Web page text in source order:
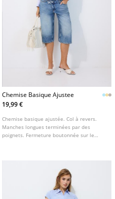
Chemise Basique Ajustee
19,99 €
Chemise basique ajustée. Col à revers.
Manches longues terminées par des
poignets. Fermeture boutonnée sur le